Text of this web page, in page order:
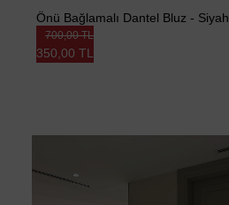
Önü Bağlamalı Dantel Bluz - Siyah
350,00 TL
700,00 TL